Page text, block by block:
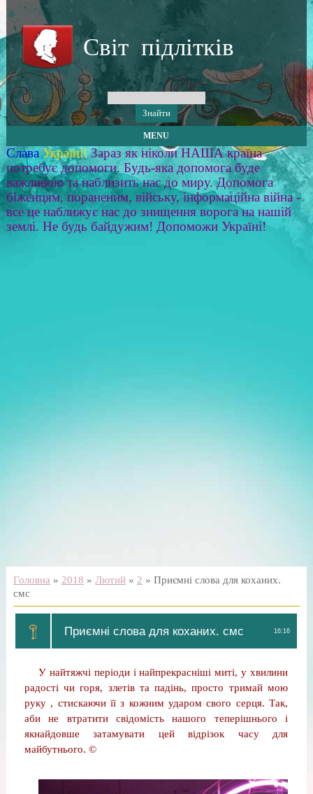
Світ підлітків
MENU
Слава Україні! Зараз як ніколи НАША країна
потребує допомоги. Будь-яка допомога буде
важливою та наблизить нас до миру. Допомога
біженцям, пораненим, війську, інформаційна війна -
все це наближує нас до знищення ворога на нашій
землі. Не будь байдужим! Допоможи Україні!
Головна » 2018 » Лютий » 2 » Приємні слова для коханих.
смс
16:16
Приємні слова для коханих. смс
У найтяжчі періоди і найпрекрасніші миті, у хвилини
радості чи горя, злетів та падінь, просто тримай мою
руку , стискаючи її з кожним ударом свого серця. Так,
аби не втратити свідомість нашого теперішнього і
якнайдовше затамувати цей відрізок часу для
майбутнього. ©